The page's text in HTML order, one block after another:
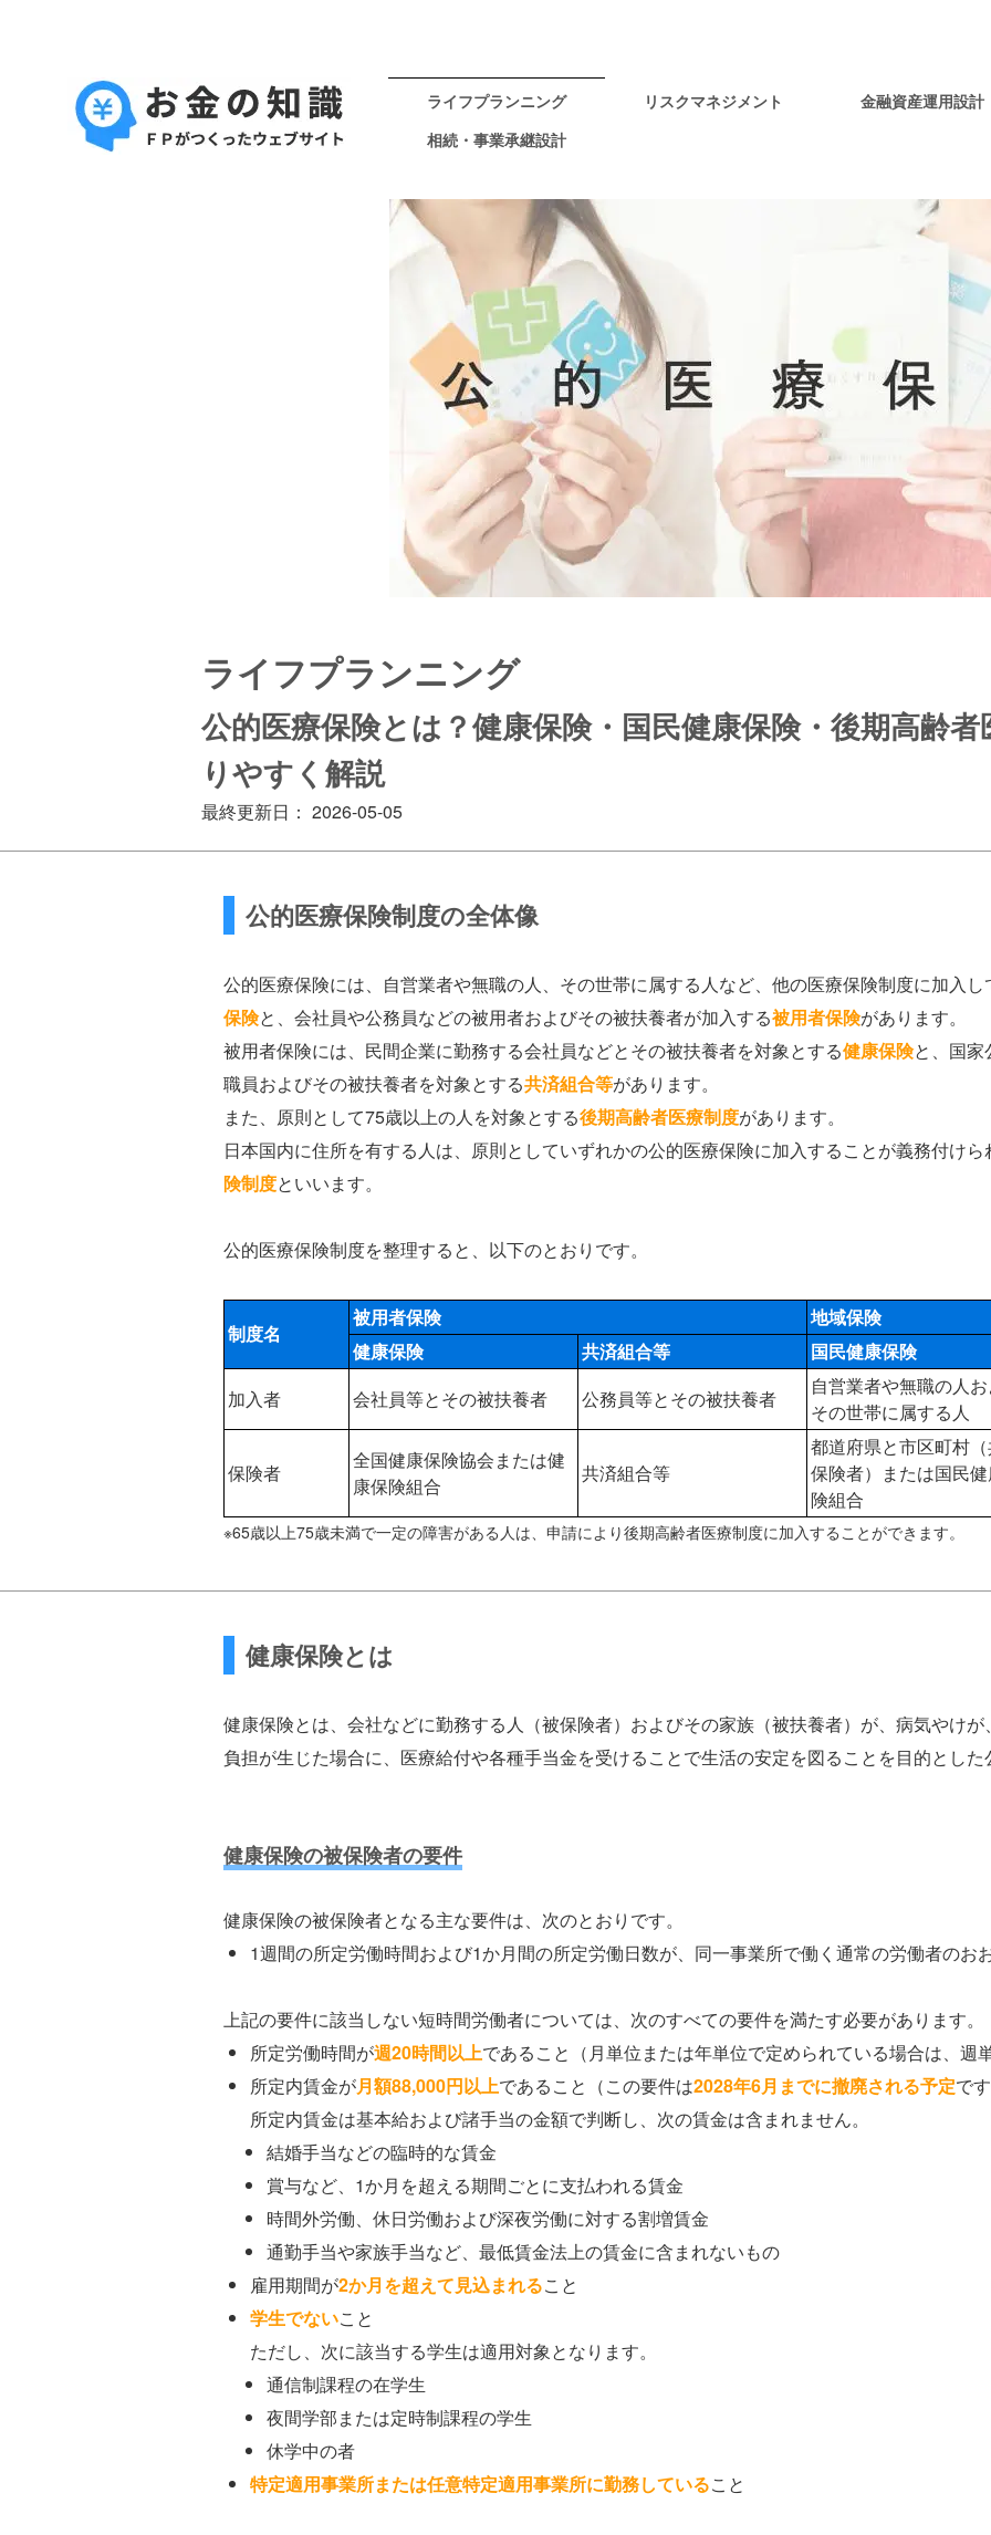
ライフプランニング リスクマネジメント 金融資産運用設計
相続・事業承継設計
ライフプランニング
公的医療保険とは？健康保険・国民健康保険・後期高齢
りやすく解説
最終更新日： 2026-05-05
公的医療保険制度の全体像
公的医療保険には、自営業者や無職の人、その世帯に属する人など、他の医療保険制度に加入
保険と、会社員や公務員などの被用者およびその被扶養者が加入する被用者保険があります。
被用者保険には、民間企業に勤務する会社員などとその被扶養者を対象とする健康保険と、国家
職員およびその被扶養者を対象とする共済組合等があります。
また、原則として75歳以上の人を対象とする後期高齢者医療制度があります。
日本国内に住所を有する人は、原則としていずれかの公的医療保険に加入することが義務付け
険制度といいます。
公的医療保険制度を整理すると、以下のとおりです。
制度名
被用者保険 地域保険
健康保険 共済組合等
国民健康保険
加入者
会社員等とその被扶養者 公務員等とその被扶養者
自営業者や無職の人
その世帯に属する人
保険者
全国健康保険協会または健
康保険組合
共済組合等
都道府県と市区町村
保険者）または国民
険組合
※65歳以上75歳未満で一定の障害がある人は、申請により後期高齢者医療制度に加入することができます。
健康保険とは
健康保険とは、会社などに勤務する人（被保険者）およびその家族（被扶養者）が、病気やけ
負担が生じた場合に、医療給付や各種手当金を受けることで生活の安定を図ることを目的とした
健康保険の被保険者の要件
健康保険の被保険者となる主な要件は、次のとおりです。
1週間の所定労働時間および1か月間の所定労働日数が、同一事業所で働く通常の労働者のお
上記の要件に該当しない短時間労働者については、次のすべての要件を満たす必要があります。
所定労働時間が週20時間以上であること（月単位または年単位で定められている場合は、週
所定内賃金が月額88,000円以上であること（この要件は2028年6月までに撤廃される予定です
所定内賃金は基本給および諸手当の金額で判断し、次の賃金は含まれません。
結婚手当などの臨時的な賃金
賞与など、1か月を超える期間ごとに支払われる賃金
時間外労働、休日労働および深夜労働に対する割増賃金
通勤手当や家族手当など、最低賃金法上の賃金に含まれないもの
雇用期間が2か月を超えて見込まれること
学生でないこと
ただし、次に該当する学生は適用対象となります。
通信制課程の在学生
夜間学部または定時制課程の学生
休学中の者
特定適用事業所または任意特定適用事業所に勤務していること